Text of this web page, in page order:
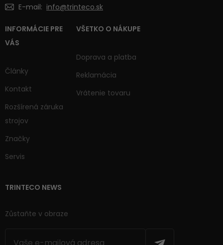
E-mail: info@trinteco.sk
INFORMÁCIE PRE
VÁS
Články
Kontakt
Rozšírená záruka
strojov
Značky
Servis
VŠETKO O NÁKUPE
Doprava a platba
Reklamácia
Vrátenie tovaru
TRINTECO NEWS
Zůstaňte v obraze